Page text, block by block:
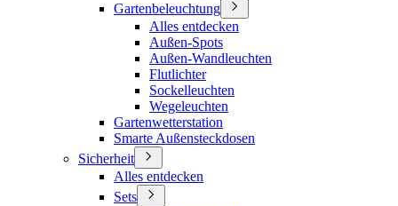
Gartenbeleuchtung
Alles entdecken
Außen-Spots
Außen-Wandleuchten
Flutlichter
Sockelleuchten
Wegeleuchten
Gartenwetterstation
Smarte Außensteckdosen
Sicherheit
Alles entdecken
Sets